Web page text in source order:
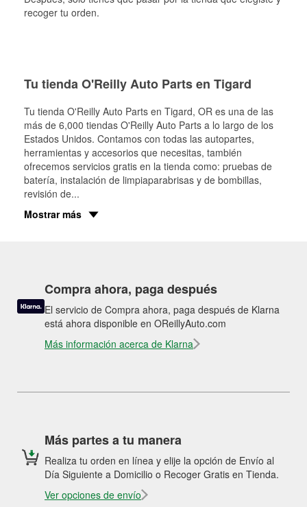
recoger tu orden.
Tu tienda O'Reilly Auto Parts en Tigard
Tu tienda O'Reilly Auto Parts en Tigard, OR es una de las
más de 6,000 tiendas O'Reilly Auto Parts a lo largo de los
Estados Unidos. Contamos con todas las autopartes,
herramientas y accesorios que necesitas, también
ofrecemos servicios gratis en la tienda como: pruebas de
batería, instalación de limpiaparabrisas y de bombillas,
revisión de...
Mostrar más
Compra ahora, paga después
El servicio de Compra ahora, paga después de Klarna
está ahora disponible en OReillyAuto.com
Más información acerca de Klarna
Más partes a tu manera
Realiza tu orden en línea y elije la opción de Envío al
Día Siguiente a Domicilio o Recoger Gratis en Tienda.
Ver opciones de envío